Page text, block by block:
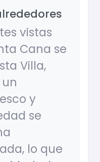
vistas
Cana se
Villa,
y
se
lo que